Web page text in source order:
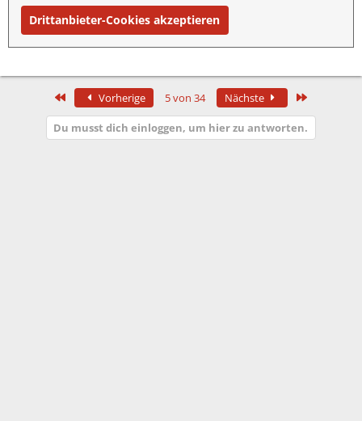
Drittanbieter-Cookies akzeptieren
Erste Vorherige 5 von 34 Nächste
Du musst dich einloggen, um hier zu antworten.